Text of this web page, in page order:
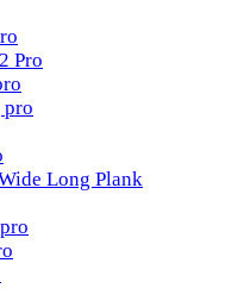
Pro
pro
Long Plank